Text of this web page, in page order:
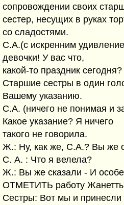
сопровождении своих
сестер, несущих в руках
со сладостями.
С.А.(с искренним
девочки! У вас что,
какой-то праздник сегодня?
Старшие сестры в один
Вашему указанию.
С.А. (ничего не понимая и
Какое указание? Я ничего
такого не говорила.
Ж.: Ну, как же, С.А.? Вы же
С. А. : Что я велела?
Ж.: Вы же сказали - И
ОТМЕТИТЬ работу
Сестры: Вот мы и